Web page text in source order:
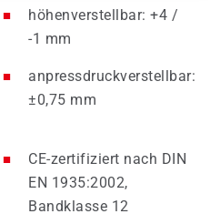
höhenverstellbar: +4 /
-1 mm
anpressdruckverstellbar:
±0,75 mm
CE-zertifiziert nach DIN
EN 1935:2002,
Bandklasse 12